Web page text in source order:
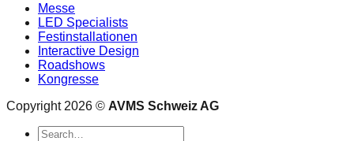
Messe
LED Specialists
Festinstallationen
Interactive Design
Roadshows
Kongresse
Copyright 2026 © AVMS Schweiz AG